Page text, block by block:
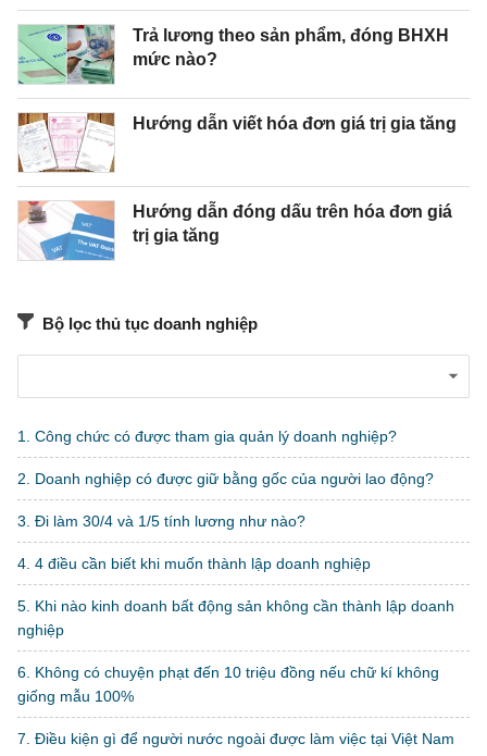
Trả lương theo sản phẩm, đóng BHXH
mức nào?
Hướng dẫn viết hóa đơn giá trị gia tăng
Hướng dẫn đóng dấu trên hóa đơn giá
trị gia tăng
Bộ lọc thủ tục doanh nghiệp
1. Công chức có được tham gia quản lý doanh nghiệp?
2. Doanh nghiệp có được giữ bằng gốc của người lao động?
3. Đi làm 30/4 và 1/5 tính lương như nào?
4. 4 điều cần biết khi muốn thành lập doanh nghiệp
5. Khi nào kinh doanh bất động sản không cần thành lập doanh
nghiệp
6. Không có chuyện phạt đến 10 triệu đồng nếu chữ kí không
giống mẫu 100%
7. Điều kiện gì để người nước ngoài được làm việc tại Việt Nam